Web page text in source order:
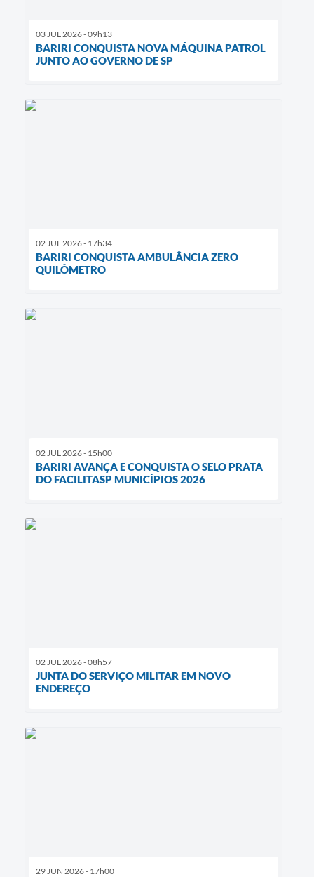
03 JUL 2026 - 09h13
BARIRI CONQUISTA NOVA MÁQUINA PATROL
JUNTO AO GOVERNO DE SP
02 JUL 2026 - 17h34
BARIRI CONQUISTA AMBULÂNCIA ZERO
QUILÔMETRO
02 JUL 2026 - 15h00
BARIRI AVANÇA E CONQUISTA O SELO PRATA
DO FACILITASP MUNICÍPIOS 2026
02 JUL 2026 - 08h57
JUNTA DO SERVIÇO MILITAR EM NOVO
ENDEREÇO
29 JUN 2026 - 17h00